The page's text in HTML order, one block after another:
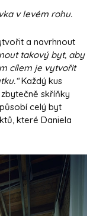
v levém rohu.
a navrhnout
takový byt, aby
cílem je vytvořit
Každý kus
skříňky
celý byt
které Daniela